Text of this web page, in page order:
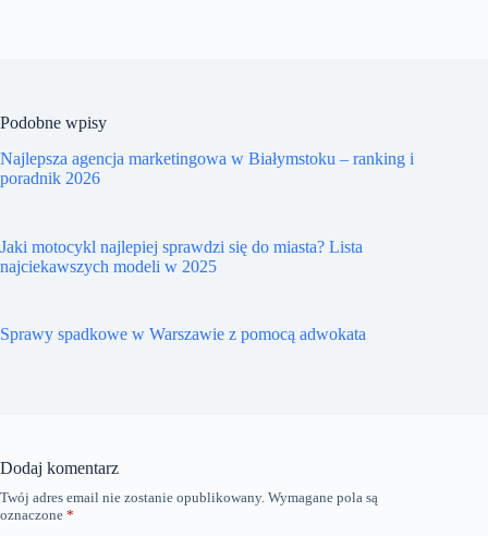
Podobne wpisy
Najlepsza agencja marketingowa w Białymstoku – ranking i
poradnik 2026
Jaki motocykl najlepiej sprawdzi się do miasta? Lista
najciekawszych modeli w 2025
Sprawy spadkowe w Warszawie z pomocą adwokata
Dodaj komentarz
Twój adres email nie zostanie opublikowany. Wymagane pola są
oznaczone *